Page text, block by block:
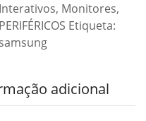
Interativos, Monitores,
PERIFÉRICOS Etiqueta:
samsung
adicional